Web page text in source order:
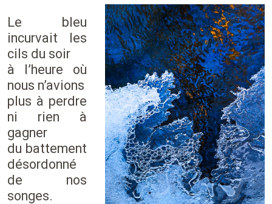
Le bleu
incurvait les
cils du soir
à l’heure où
nous n’avions
plus à perdre
ni rien à
gagner
du battement
désordonné
de nos
songes.